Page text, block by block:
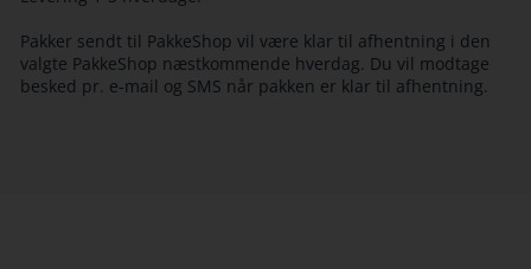
Pakker sendt til PakkeShop vil være klar til afhentning i den
valgte PakkeShop næstkommende hverdag. Du vil modtage
besked pr. e-mail og SMS når pakken er klar til afhentning.